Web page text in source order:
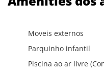
Moveis externos
Parquinho infantil
Piscina ao ar livre